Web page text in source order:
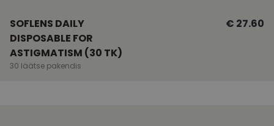
SOFLENS DAILY
DISPOSABLE FOR
ASTIGMATISM (30 TK)
30 läätse pakendis
€ 27.60